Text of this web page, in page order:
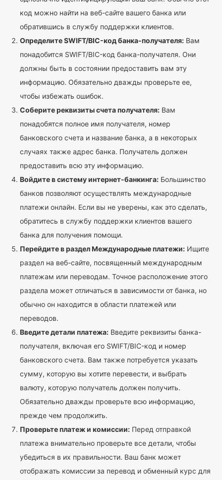
код можно найти на веб-сайте вашего банка или
обратившись в службу поддержки клиентов.
Определите SWIFT/BIC-код банка-получателя: Вам
понадобится SWIFT/BIC-код банка-получателя. Они
должны быть в состоянии предоставить вам эту
информацию. Обязательно дважды проверьте ее,
чтобы избежать ошибок.
Соберите реквизиты счета получателя: Вам
понадобятся полное имя получателя, номер
банковского счета и название банка, а в некоторых
случаях также адрес банка. Получатель должен
предоставить всю эту информацию.
Войдите в систему интернет-банкинга: Большинство
банков позволяют осуществлять международные
платежи онлайн. Если вы не уверены, как это сделать,
обратитесь в службу поддержки клиентов вашего
банка для получения помощи.
Перейдите в раздел Международные платежи: Ищите
раздел на веб-сайте, посвященный международным
платежам или переводам. Точное расположение этого
раздела может отличаться в зависимости от банка, но
обычно он находится в области платежей или
переводов.
Введите детали платежа: Введите реквизиты банка-
получателя, включая его SWIFT/BIC-код и номер
банковского счета. Вам также потребуется указать
сумму, которую вы хотите перевести, и выбрать
валюту, которую получатель должен получить.
Обязательно дважды проверьте всю информацию,
прежде чем продолжить.
Проверьте платеж и комиссии: Перед отправкой
платежа внимательно проверьте все детали, чтобы
убедиться в их правильности. Ваш банк может
отображать комиссии за перевод и обменный курс для